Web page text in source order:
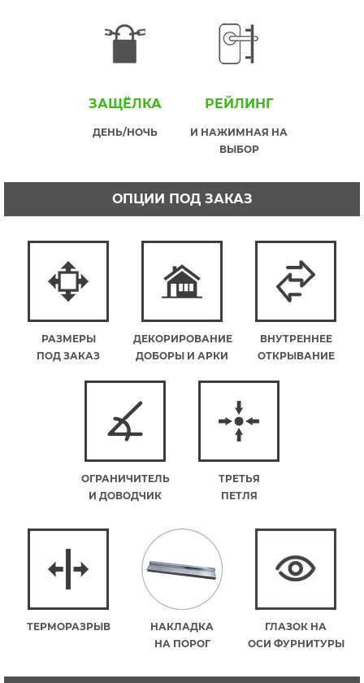
ЗАЩЁЛКА
ДЕНЬ/НОЧЬ
РЕЙЛИНГ
И НАЖИМНАЯ НА
ВЫБОР
ОПЦИИ ПОД ЗАКАЗ
РАЗМЕРЫ
ПОД ЗАКАЗ
ДЕКОРИРОВАНИЕ
ДОБОРЫ И АРКИ
ВНУТРЕННЕЕ
ОТКРЫВАНИЕ
ОГРАНИЧИТЕЛЬ
И ДОВОДЧИК
ТРЕТЬЯ
ПЕТЛЯ
ТЕРМОРАЗРЫВ
НАКЛАДКА
НА ПОРОГ
ГЛАЗОК НА
ОСИ ФУРНИТУРЫ